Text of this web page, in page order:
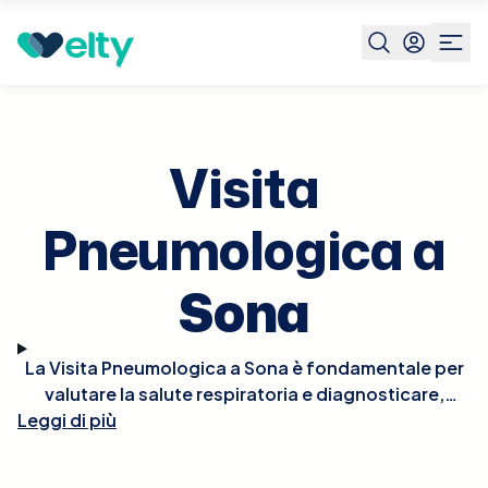
Prenota visita
Visita
Pneumologica a
Sona
La Visita Pneumologica a Sona è fondamentale per
valutare la salute respiratoria e diagnosticare,
monitorare e trattare disturbi polmonari e delle vie
Leggi di più